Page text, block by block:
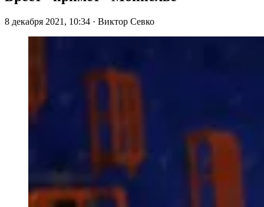
8 декабря 2021, 10:34 · Виктор Севко